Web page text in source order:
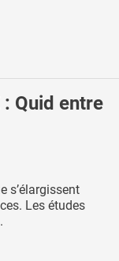
: Quid entre
s’élargissent
Les études